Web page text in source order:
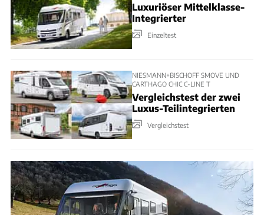
Luxuriöser Mittelklasse-
Integrierter
Einzeltest
NIESMANN+BISCHOFF SMOVE UND
CARTHAGO CHIC C-LINE T
Vergleichstest der zwei
Luxus-Teilintegrierten
Vergleichstest